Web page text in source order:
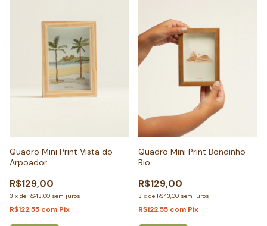
Quadro Mini Print Vista do
Arpoador
R$129,00
3 x de R$43,00 sem juros
R$122,55 com Pix
Quadro Mini Print Bondinho
Rio
R$129,00
3 x de R$43,00 sem juros
R$122,55 com Pix